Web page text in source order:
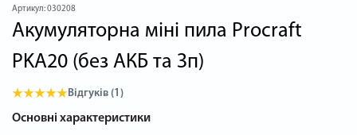
Артикул:030208
Акумуляторна міні пила Procraft
PKA20 (без АКБ та Зп)
Відгуків (1)
Основні характеристики